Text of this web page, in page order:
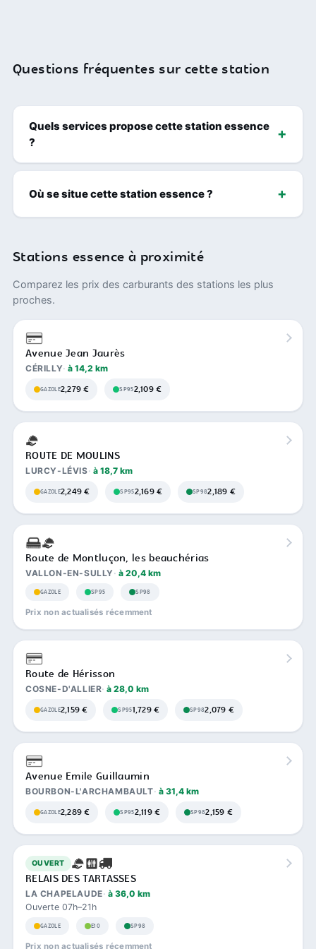
Questions fréquentes sur cette station
Quels services propose cette station essence
?
Où se situe cette station essence ?
Stations essence à proximité
Comparez les prix des carburants des stations les plus
proches.
Avenue Jean Jaurès
CÉRILLY à 14,2 km
GAZOLE2,279 € SP952,109 €
ROUTE DE MOULINS
LURCY-LÉVIS à 18,7 km
GAZOLE2,249 € SP952,169 € SP982,189 €
Route de Montluçon, les beauchérias
VALLON-EN-SULLY à 20,4 km
GAZOLE SP95 SP98
Prix non actualisés récemment
Route de Hérisson
COSNE-D'ALLIER à 28,0 km
GAZOLE2,159 € SP951,729 € SP982,079 €
Avenue Emile Guillaumin
BOURBON-L'ARCHAMBAULT à 31,4 km
GAZOLE2,289 € SP952,119 € SP982,159 €
OUVERT
RELAIS DES TARTASSES
LA CHAPELAUDE à 36,0 km
Ouverte 07h–21h
GAZOLE E10 SP98
Prix non actualisés récemment